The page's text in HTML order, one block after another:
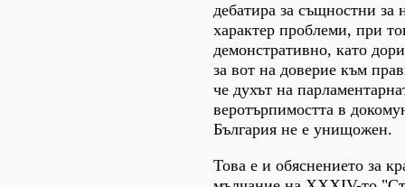
дебатира за същностни за
характер проблеми, при
демонстративно, като
за вот на доверие към
че духът на
веротърпимостта в
България не е унищожен.
Това е и обяснението за